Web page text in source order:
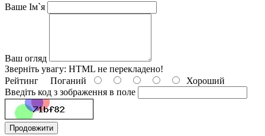
Ваше Ім`я
Ваш огляд
Зверніть увагу: HTML не перекладено!
Рейтинг Поганий
Хороший
Введіть код з зображення в поле
Продовжити